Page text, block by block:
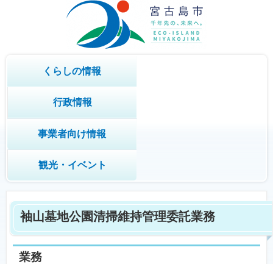
くらしの情報
行政情報
事業者向け情報
観光・イベント
袖山墓地公園清掃維持管理委託業務
業務